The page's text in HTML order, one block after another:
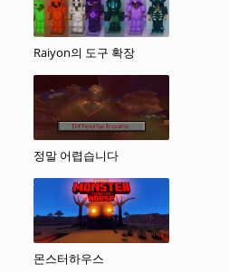
Raiyon의 도구 확장
정말 어렵습니다
몬스터하우스